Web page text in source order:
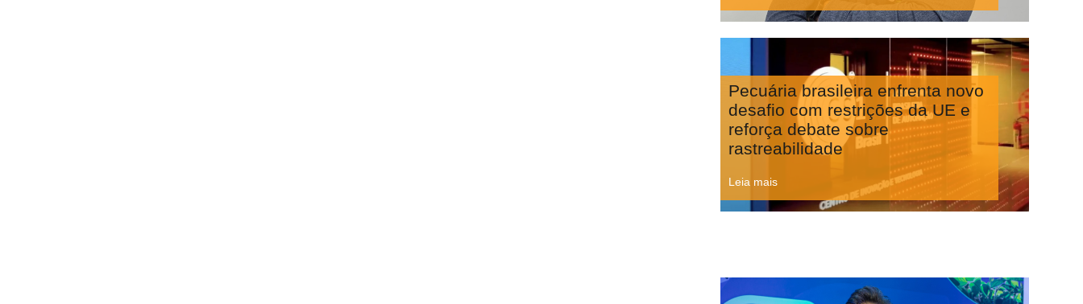
Pecuária brasileira enfrenta novo
desafio com restrições da UE e
reforça debate sobre
rastreabilidade
Leia mais